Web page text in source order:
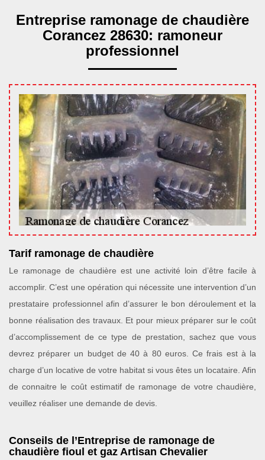
Entreprise ramonage de chaudière
Corancez 28630: ramoneur
professionnel
Tarif ramonage de chaudière
Le ramonage de chaudière est une activité loin d’être facile à
accomplir. C’est une opération qui nécessite une intervention d’un
prestataire professionnel afin d’assurer le bon déroulement et la
bonne réalisation des travaux. Et pour mieux préparer sur le coût
d’accomplissement de ce type de prestation, sachez que vous
devrez préparer un budget de 40 à 80 euros. Ce frais est à la
charge d’un locative de votre habitat si vous êtes un locataire. Afin
de connaitre le coût estimatif de ramonage de votre chaudière,
veuillez réaliser une demande de devis.
Conseils de l’Entreprise de ramonage de
chaudière fioul et gaz Artisan Chevalier